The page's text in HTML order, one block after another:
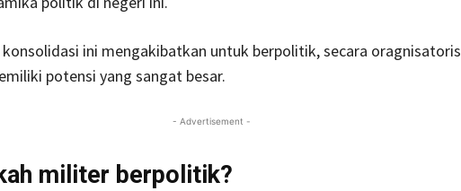
konsolidasi ini mengakibatkan untuk berpolitik, secara oragnisatoris
potensi yang sangat besar.
- Advertisement -
militer berpolitik?